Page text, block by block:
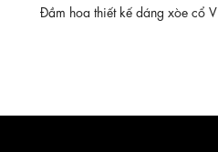
Đầm hoa thiết kế dáng xòe cổ V